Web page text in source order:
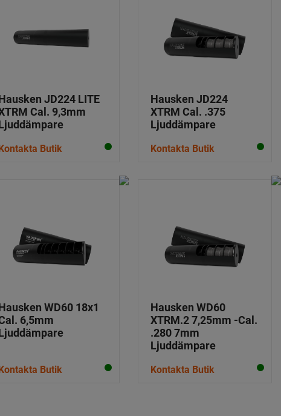
JD224 LITE
Cal. 9,3mm
Butik
Hausken JD224
XTRM Cal. .375
Ljuddämpare
Kontakta Butik
WD60 18x1
6,5mm
Butik
Hausken WD60
XTRM.2 7,25mm -Cal.
.280 7mm
Ljuddämpare
Kontakta Butik